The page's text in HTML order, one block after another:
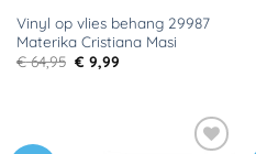
Vinyl op vlies behang 29987
Materika Cristiana Masi
€64,95 Oorspronkelijke
prijs
€ 9,99Huidige